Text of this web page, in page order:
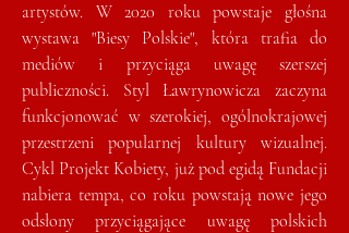
artystów. W 2020 roku powstaje głośna
wystawa "Biesy Polskie", która trafia do
mediów i przyciąga uwagę szerszej
publiczności. Styl Ławrynowicza zaczyna
funkcjonować w szerokiej, ogólnokrajowej
przestrzeni popularnej kultury wizualnej.
Cykl Projekt Kobiety, już pod egidą Fundacji
nabiera tempa, co roku powstają nowe jego
odsłony przyciągające uwagę polskich